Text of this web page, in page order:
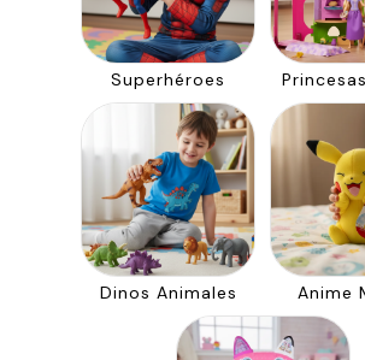
Superhéroes
Dinos Animales Anime